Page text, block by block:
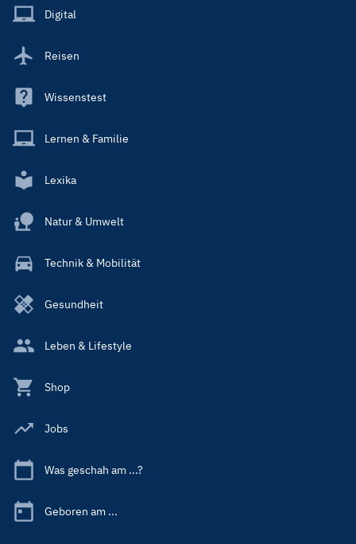
Main
Digital
Reisen
Wissenstest
Lernen & Familie
Lexika
Natur & Umwelt
Technik & Mobilität
Gesundheit
Leben & Lifestyle
Shop
Jobs
Was geschah am ...?
Geboren am ...